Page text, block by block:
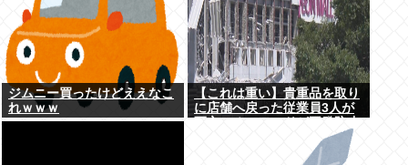
ジムニー買ったけどええなこ
れｗｗｗ
【これは重い】貴重品を取り
に店舗へ戻った従業員3人が